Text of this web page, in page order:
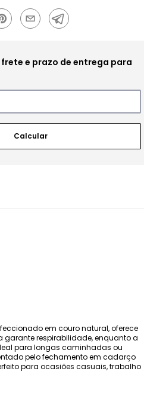
em couro natural, oferece
garante respirabilidade, enquanto a
para longas caminhadas ou
pelo fechamento em cadarço
para ocasiões casuais, trabalho